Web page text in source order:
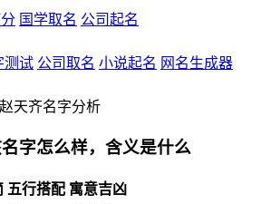
国学取名 公司起名
测试 公司取名 小说起名 网名生成器
天齐名字分析
字怎么样，含义是什么
五行搭配 寓意吉凶